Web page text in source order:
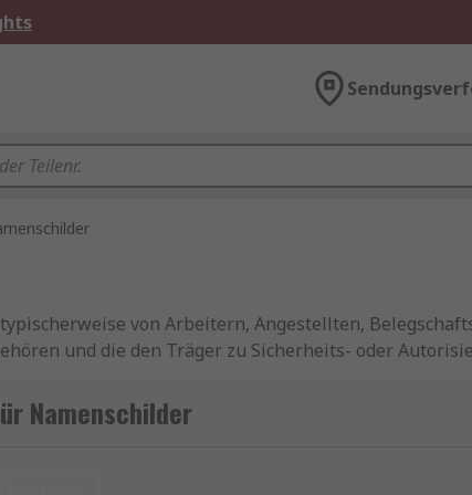
von Arbeitern, Angestellten,
und die den Träger zu Sicherheits- oder
indem gewährleistet wird, dass der Zugang zu
Namenschilder